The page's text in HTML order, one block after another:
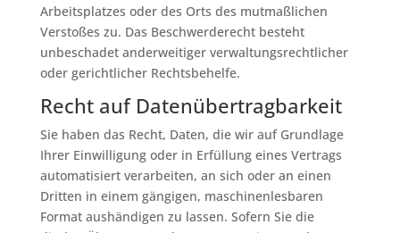
Arbeitsplatzes oder des Orts des mutmaßlichen
Verstoßes zu. Das Beschwerderecht besteht
unbeschadet anderweitiger verwaltungsrechtlicher
oder gerichtlicher Rechtsbehelfe.
Recht auf Daten­übertrag­barkeit
Sie haben das Recht, Daten, die wir auf Grundlage
Ihrer Einwilligung oder in Erfüllung eines Vertrags
automatisiert verarbeiten, an sich oder an einen
Dritten in einem gängigen, maschinenlesbaren
Format aushändigen zu lassen. Sofern Sie die